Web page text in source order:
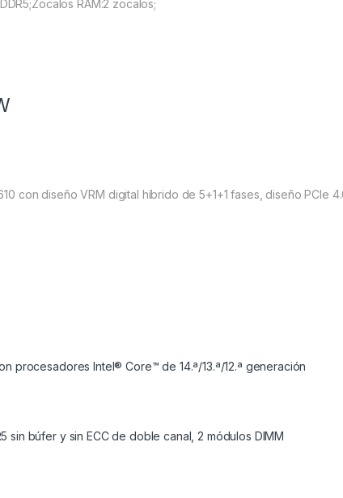
RAM:2 zocalos;
con diseño VRM digital híbrido de 5+1+1 fases, diseño PCIe
procesadores Intel® Core™ de 14.ª/13.ª/12.ª generación
sin búfer y sin ECC de doble canal, 2 módulos DIMM